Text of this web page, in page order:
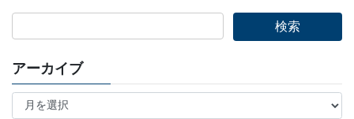
アーカイブ
ア